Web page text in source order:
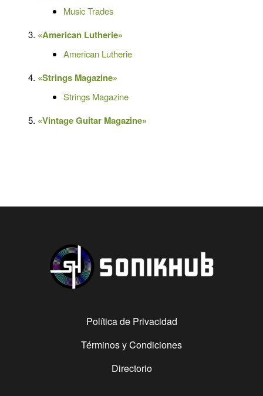
Music Trades
«American Lutherie»
American Lutherie
«Strings Magazine»
Strings Magazine
«Vintage Guitar Magazine»
Política de Privacidad
Términos y Condiciones
Directorio